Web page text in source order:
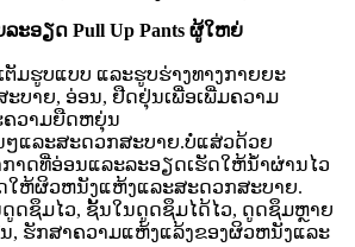
ະອຽດ Pull Up Pants ຜູ້ໃຫຍ່
ມຮູບແບບ ແລະຮູບຮ່າງທາງກາຍຍະ
ບາຍ, ອ່ອນ, ຢືດຢຸ່ນເພື່ອເພີ່ມຄວາມ
ຄວາມຍືດຫຍຸ່ນ
ໆແລະສະດວກສະບາຍ.ບໍ່ແສ່ວດ້ວຍ
າດທີ່ອ່ອນແລະລະອຽດເຮັດໃຫ້ນ້ໍາຜ່ານໄວ
ໃຫ້ຜິວຫນັງແຫ້ງແລະສະດວກສະບາຍ.
ດຊຶມໄວ, ຊັ້ນໃນດູດຊຶມໄດ້ໄວ, ດູດຊຶມຫຼາຍ
, ຮັກສາຄວາມແຫ້ງແລ້ງຂອງຜິວຫນັງແລະ